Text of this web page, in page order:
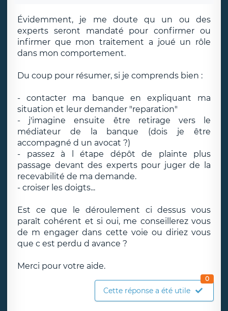
Évidemment, je me doute qu un ou des
experts seront mandaté pour confirmer ou
infirmer que mon traitement a joué un rôle
dans mon comportement.
Du coup pour résumer, si je comprends bien :
- contacter ma banque en expliquant ma
situation et leur demander "reparation"
- j'imagine ensuite être retirage vers le
médiateur de la banque (dois je être
accompagné d un avocat ?)
- passez à l étape dépôt de plainte plus
passage devant des experts pour juger de la
recevabilité de ma demande.
- croiser les doigts...
Est ce que le déroulement ci dessus vous
paraît cohérent et si oui, me conseillerez vous
de m engager dans cette voie ou diriez vous
que c est perdu d avance ?
Merci pour votre aide.
Cette réponse a été utile
0